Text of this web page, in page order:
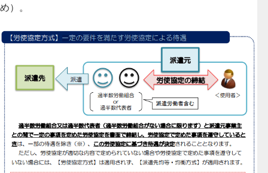
め）。